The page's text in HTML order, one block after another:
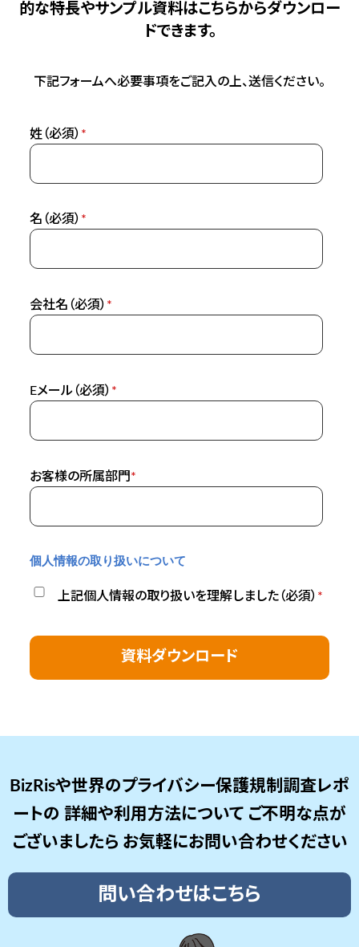
的な特長やサンプル資料はこちらからダウンロー
ドできます。
下記フォームへ必要事項をご記入の上、送信ください。
姓（必須） *
名（必須） *
会社名（必須） *
Eメール（必須） *
お客様の所属部門*
個人情報の取り扱いについて
上記個人情報の取り扱いを理解しました（必須） *
BizRisや世界のプライバシー保護規制調査レポ
ートの 詳細や利用方法について ご不明な点が
ございましたら お気軽にお問い合わせください
問い合わせはこちら